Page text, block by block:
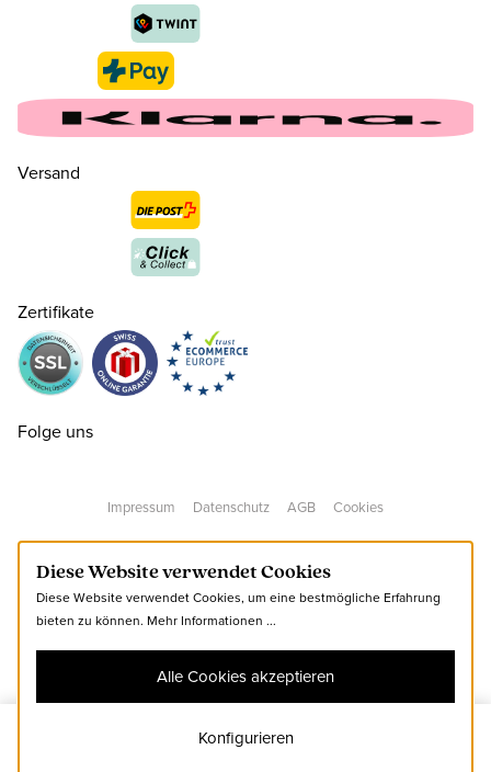
CHF 179.00
35 ( 3 ) CHF 179.00 nur noch wenige verfügbar
36 ( 3½ ) CHF 179.00
CHF 179.00
37.5 ( 4½ ) CHF 179.00
38 ( 5 ) CHF 179.00
39 ( 6 ) CHF 179.00
40 ( 6½ ) CHF 179.00
Zum Warenkorb hinzufügen
Versand
Zertifikate
Folge uns
Impressum Datenschutz AGB Cookies
Diese Website verwendet Cookies
Diese Website verwendet Cookies, um eine bestmögliche Erfahrung
bieten zu können. Mehr Informationen ...
Konfigurieren
Alle Cookies akzeptieren